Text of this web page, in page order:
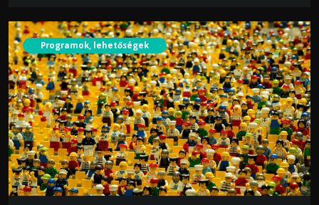
Programok, lehetőségek